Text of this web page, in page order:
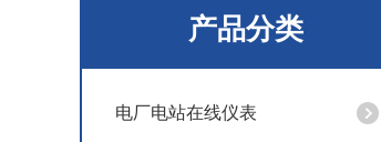
产品分类
电厂电站在线仪表